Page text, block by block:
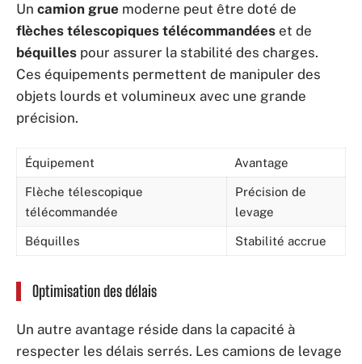
Un camion grue moderne peut être doté de
flèches télescopiques télécommandées et de
béquilles pour assurer la stabilité des charges.
Ces équipements permettent de manipuler des
objets lourds et volumineux avec une grande
précision.
Équipement Avantage
Flèche télescopique
télécommandée
Précision de
levage
Béquilles Stabilité accrue
Optimisation des délais
Un autre avantage réside dans la capacité à
respecter les délais serrés. Les camions de levage